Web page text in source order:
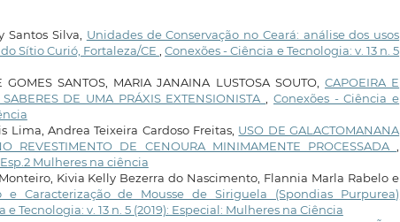
Silva, Unidades de Conservação no Ceará: análise dos usos
Sítio Curió, Fortaleza/CE
,Conexões - Ciência e Tecnologia: v. 13 n. 5
SANTOS, MARIA JANAINA LUSTOSA SOUTO, CAPOEIRA E
DE UMA PRÁXIS EXTENSIONISTA
Conexões - Ciência e
Lima, Andrea Teixeira Cardoso Freitas, USO DE GALACTOMANANA
DE CENOURA MINIMAMENTE PROCESSADA
Mulheres na ciência
Kivia Kelly Bezerra do Nascimento, Flannia Marla Rabelo e
e Caracterização de Mousse de Siriguela (Spondias Purpurea)
e Tecnologia: v. 13 n. 5 (2019): Especial: Mulheres na Ciência